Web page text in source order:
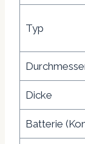
Typ
Dicke
Batterie